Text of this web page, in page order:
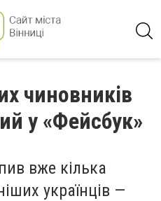
чиновників
у «Фейсбук»
вже кілька
українців —